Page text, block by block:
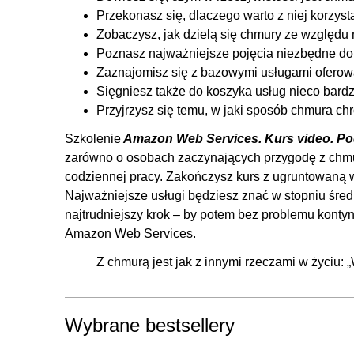
5.5. S3
5.6. S3 w praktyce
6. Bazy danych
6.1. Wstęp do rozdziału
6.2. Rodzaje baz danych
6.3. Amazon RDS
6.4. RDS w praktyce
6.5. Amazon ElastiCache. Zarządzalny Redis/
6.6. DynamoDB
7.2. VPC
Przekonasz się, dlaczego warto z niej
Zobaczysz, jak dzielą się chmury ze
Poznasz najważniejsze pojęcia niezbędne
Zaznajomisz się z bazowymi usługami
Sięgniesz także do koszyka usług nieco
Przyjrzysz się temu, w jaki sposób chmura
SzkolenieAmazon Web Services. Kurs video.
zarówno o osobach zaczynających przygodę z
codziennej pracy. Zakończysz kurs z
Najważniejsze usługi będziesz znać w stopniu
najtrudniejszy krok – by potem bez problemu
Amazon Web Services.
Z chmurą jest jak z innymi rzeczami w życiu:
Wybrane bestsellery